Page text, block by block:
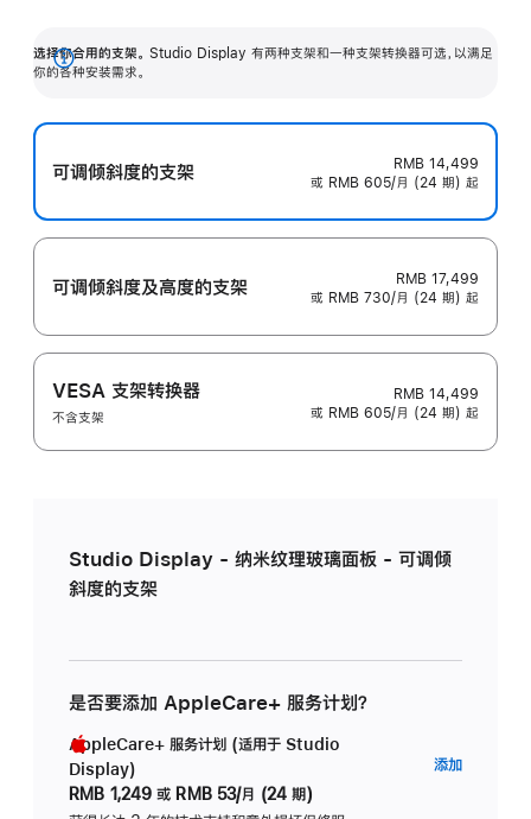
选择你合用的支架。 Studio Display 有两种支架和一种支架转换器可选，以满足
你的各种安装需求。
展
可调倾斜度的支架
RMB 14,499
或 RMB 605/月 (24 期) 起
可调倾斜度及高‍度的支‍架
RMB 17,499
或 RMB 730/月 (24 期) 起
VESA 支架转换器
不含支架
RMB 14,499
或 RMB 605/月 (24 期) 起
Studio Display - 纳米纹理玻璃面板 - 可调倾
斜度的支架
是否要添加 AppleCare+ 服务计划？
AppleCare+ 服务计划 (适用于 Studio
Display)
RMB 1,249 或 RMB 53/月 (24 期)
添加